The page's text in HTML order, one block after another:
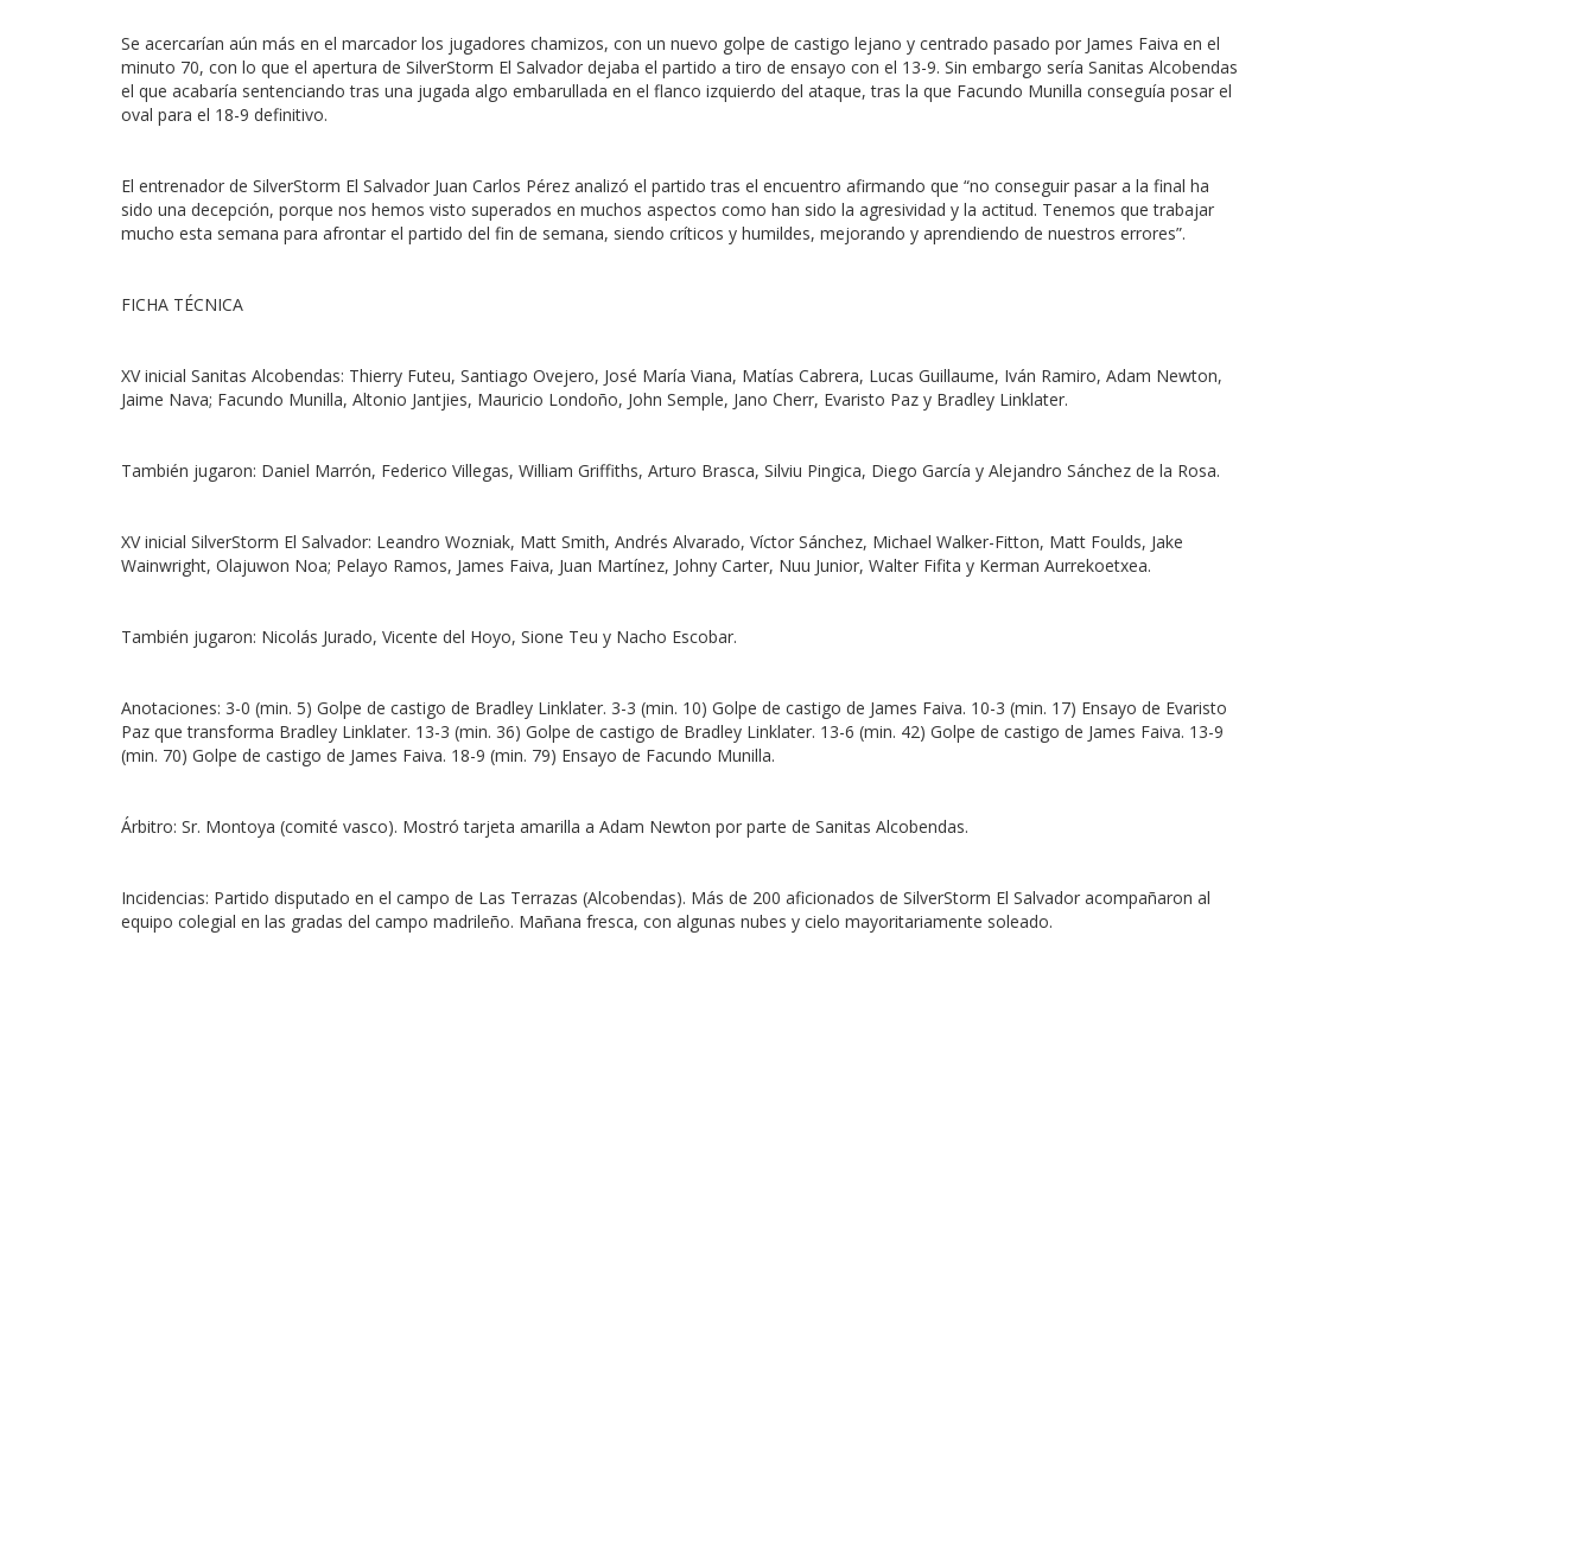
Se acercarían aún más en el marcador los jugadores chamizos, con un nuevo golpe de castigo lejano y centrado pasado por James Faiva en el
minuto 70, con lo que el apertura de SilverStorm El Salvador dejaba el partido a tiro de ensayo con el 13-9. Sin embargo sería Sanitas Alcobendas
el que acabaría sentenciando tras una jugada algo embarullada en el flanco izquierdo del ataque, tras la que Facundo Munilla conseguía posar el
oval para el 18-9 definitivo.
El entrenador de SilverStorm El Salvador Juan Carlos Pérez analizó el partido tras el encuentro afirmando que “no conseguir pasar a la final ha
sido una decepción, porque nos hemos visto superados en muchos aspectos como han sido la agresividad y la actitud. Tenemos que trabajar
mucho esta semana para afrontar el partido del fin de semana, siendo críticos y humildes, mejorando y aprendiendo de nuestros errores”.
FICHA TÉCNICA
XV inicial Sanitas Alcobendas: Thierry Futeu, Santiago Ovejero, José María Viana, Matías Cabrera, Lucas Guillaume, Iván Ramiro, Adam Newton,
Jaime Nava; Facundo Munilla, Altonio Jantjies, Mauricio Londoño, John Semple, Jano Cherr, Evaristo Paz y Bradley Linklater.
También jugaron: Daniel Marrón, Federico Villegas, William Griffiths, Arturo Brasca, Silviu Pingica, Diego García y Alejandro Sánchez de la Rosa.
XV inicial SilverStorm El Salvador: Leandro Wozniak, Matt Smith, Andrés Alvarado, Víctor Sánchez, Michael Walker-Fitton, Matt Foulds, Jake
Wainwright, Olajuwon Noa; Pelayo Ramos, James Faiva, Juan Martínez, Johny Carter, Nuu Junior, Walter Fifita y Kerman Aurrekoetxea.
También jugaron: Nicolás Jurado, Vicente del Hoyo, Sione Teu y Nacho Escobar.
Anotaciones: 3-0 (min. 5) Golpe de castigo de Bradley Linklater. 3-3 (min. 10) Golpe de castigo de James Faiva. 10-3 (min. 17) Ensayo de Evaristo
Paz que transforma Bradley Linklater. 13-3 (min. 36) Golpe de castigo de Bradley Linklater. 13-6 (min. 42) Golpe de castigo de James Faiva. 13-9
(min. 70) Golpe de castigo de James Faiva. 18-9 (min. 79) Ensayo de Facundo Munilla.
Árbitro: Sr. Montoya (comité vasco). Mostró tarjeta amarilla a Adam Newton por parte de Sanitas Alcobendas.
Incidencias: Partido disputado en el campo de Las Terrazas (Alcobendas). Más de 200 aficionados de SilverStorm El Salvador acompañaron al
equipo colegial en las gradas del campo madrileño. Mañana fresca, con algunas nubes y cielo mayoritariamente soleado.